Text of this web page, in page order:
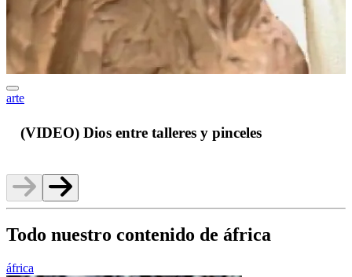
arte
(VIDEO) Dios entre talleres y pinceles
Todo nuestro contenido de áfrica
áfrica